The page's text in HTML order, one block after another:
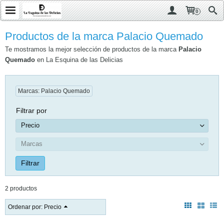
0
Productos de la marca Palacio Quemado
Te mostramos la mejor selección de productos de la marca Palacio
Quemado en La Esquina de las Delicias
Marcas: Palacio Quemado
Filtrar por
Precio
Marcas
2 productos
Ordenar por: Precio